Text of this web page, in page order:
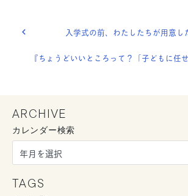
入学式の前、わたしたちが用意し
ARCHIVE
カレンダー検索
TAGS